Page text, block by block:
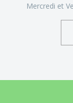
Mercredi et